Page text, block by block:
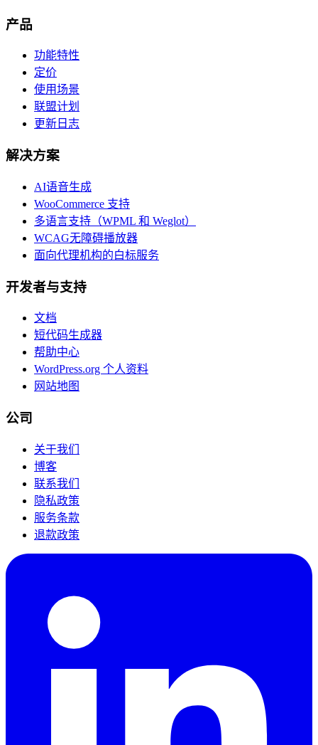
产品
功能特性
定价
使用场景
联盟计划
更新日志
解决方案
AI语音生成
WooCommerce 支持
多语言支持（WPML 和 Weglot）
WCAG无障碍播放器
面向代理机构的白标服务
开发者与支持
文档
短代码生成器
帮助中心
WordPress.org 个人资料
网站地图
公司
关于我们
博客
联系我们
隐私政策
服务条款
退款政策